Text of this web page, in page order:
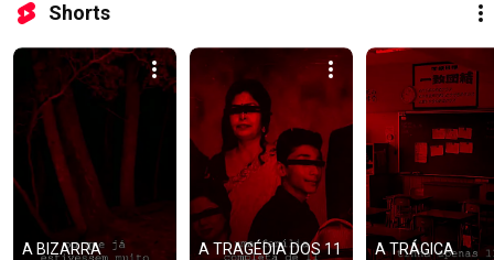
Shorts
A BIZARRA
A TRAGÉDIA DOS 11
A TRÁGICA